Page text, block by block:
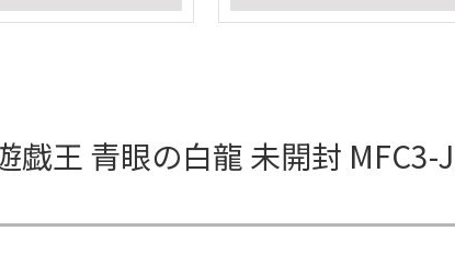
王 青眼の白龍 未開封 MFC3-